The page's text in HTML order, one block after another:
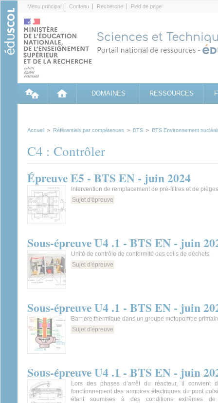
Menu principal Contenu Recherche Pied de page
DOMAINES RESSOURCES
Accueil > Référentiels par compétences > BTS > BTS Environnement
C4 : Contrôler
Épreuve E5 - BTS EN - juin 2024
Intervention de remplacement de pré-filtres et de
Sujet d'épreuve
Sous-épreuve U4 .1 - BTS EN - juin
Unité de contrôle de conformité des colis de déchets.
Sujet d'épreuve
Sous-épreuve U4 .1 - BTS EN - juin
Barrière thermique dans un groupe motopompe
Sujet d'épreuve
Sous-épreuve U4 .1 - BTS EN - juin
Lors des phases d’arrêt du réacteur, il convient
fonctionnement des armoires électriques du pont
étant soumises à des conditions extrêmes de